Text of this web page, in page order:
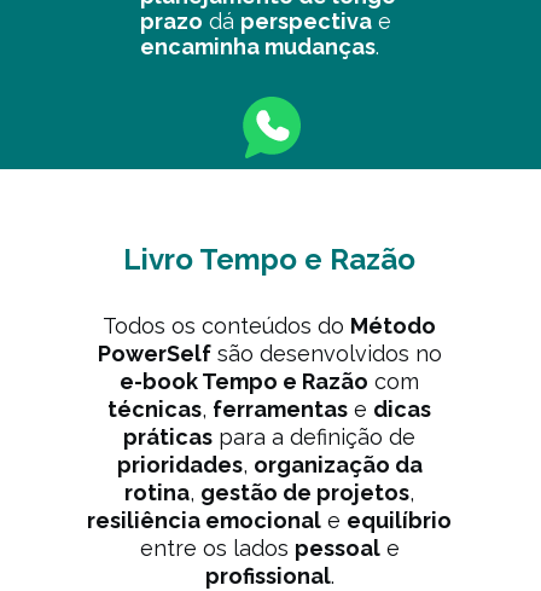
prazo dá perspectiva e
encaminha mudanças.
Livro Tempo e Razão
Todos os conteúdos do Método
PowerSelfsão desenvolvidos no
e-book Tempo e Razão com
técnicas, ferramentas e dicas
práticas para a definição de
prioridades, organização da
rotina, gestão de projetos,
resiliência emocional e equilíbrio
entre os lados pessoale
profissional.